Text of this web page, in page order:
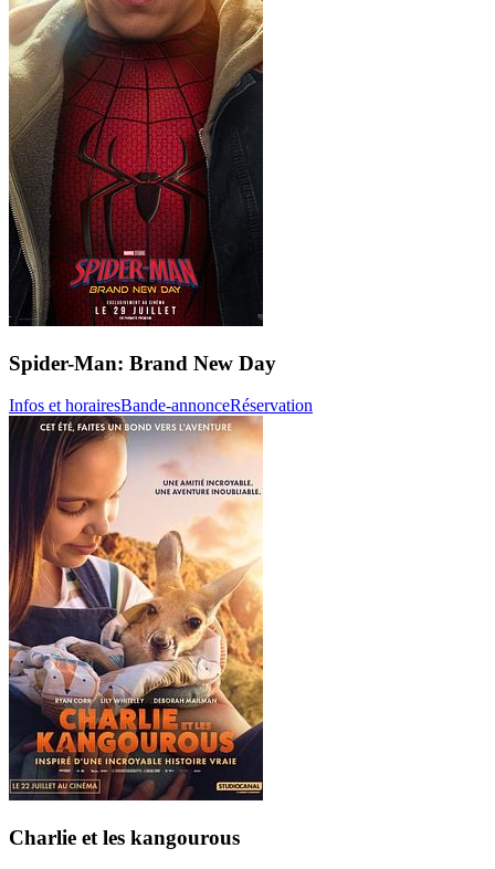
Spider-Man: Brand New Day
Infos et horairesBande-annonceRéservation
Charlie et les kangourous